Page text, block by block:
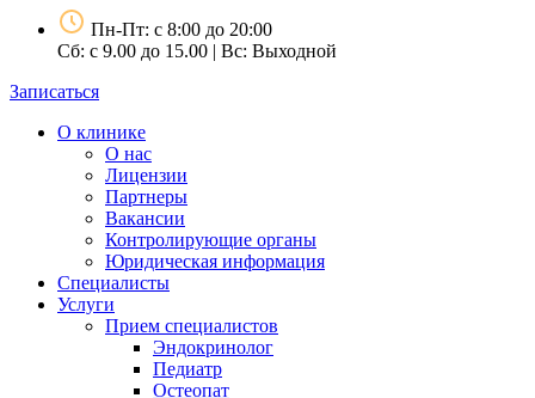
Пн-Пт: с 8:00 до 20:00
Сб: с 9.00 до 15.00 | Вс: Выходной
Записаться
О клинике
О нас
Лицензии
Партнеры
Вакансии
Контролирующие органы
Юридическая информация
Специалисты
Услуги
Прием специалистов
Эндокринолог
Педиатр
Остеопат